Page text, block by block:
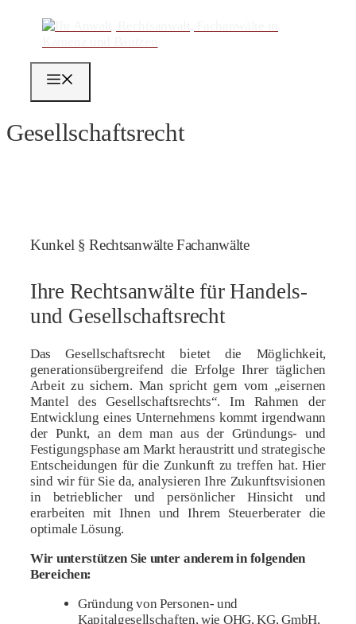
springen
Gesellschaftsrecht
Kunkel § Rechtsanwälte Fachanwälte
Ihre Rechtsanwälte für Handels-
und Gesellschaftsrecht
Das Gesellschaftsrecht bietet die Möglichkeit,
generationsübergreifend die Erfolge Ihrer täglichen
Arbeit zu sichern. Man spricht gern vom „eisernen
Mantel des Gesellschaftsrechts“. Im Rahmen der
Entwicklung eines Unternehmens kommt irgendwann
der Punkt, an dem man aus der Gründungs- und
Festigungsphase am Markt heraustritt und strategische
Entscheidungen für die Zunkunft zu treffen hat. Hier
sind wir für Sie da, analysieren Ihre Zukunftsvisionen
in betrieblicher und persönlicher Hinsicht und
erarbeiten mit Ihnen und Ihrem Steuerberater die
optimale Lösung.
Wir unterstützen Sie unter anderem in folgenden
Bereichen:
Gründung von Personen- und
Kapitalgesellschaften, wie OHG, KG, GmbH,